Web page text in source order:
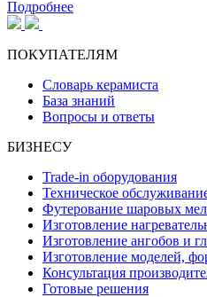
Подробнее
ПОКУПАТЕЛЯМ
Словарь керамиста
База знаний
Вопросы и ответы
БИЗНЕСУ
Trade-in оборудования
Техническое
Футерование шаровых
Изготовление
Изготовление ангобов и
Изготовление моделей,
Консультация
Готовые решения